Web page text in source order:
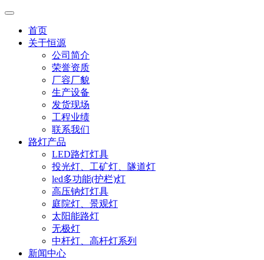
首页
关于恒源
公司简介
荣誉资质
厂容厂貌
生产设备
发货现场
工程业绩
联系我们
路灯产品
LED路灯灯具
投光灯、工矿灯、隧道灯
led多功能(护栏)灯
高压钠灯灯具
庭院灯、景观灯
太阳能路灯
无极灯
中杆灯、高杆灯系列
新闻中心